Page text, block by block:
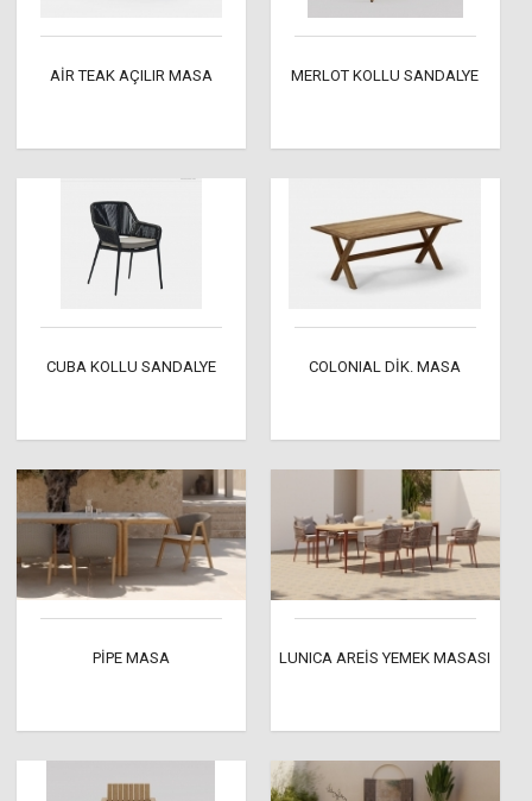
AİR TEAK AÇILIR MASA MERLOT KOLLU SANDALYE
CUBA KOLLU SANDALYE COLONIAL DİK. MASA
PİPE MASA LUNICA AREİS YEMEK MASASI